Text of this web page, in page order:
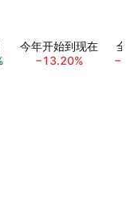
今年开始到现在
−13.20%
全